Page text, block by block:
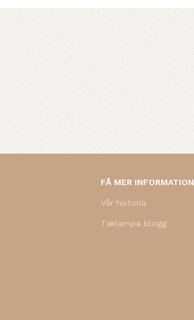
FÅ MER INFORMATION
Vår historia
Taklampa blogg